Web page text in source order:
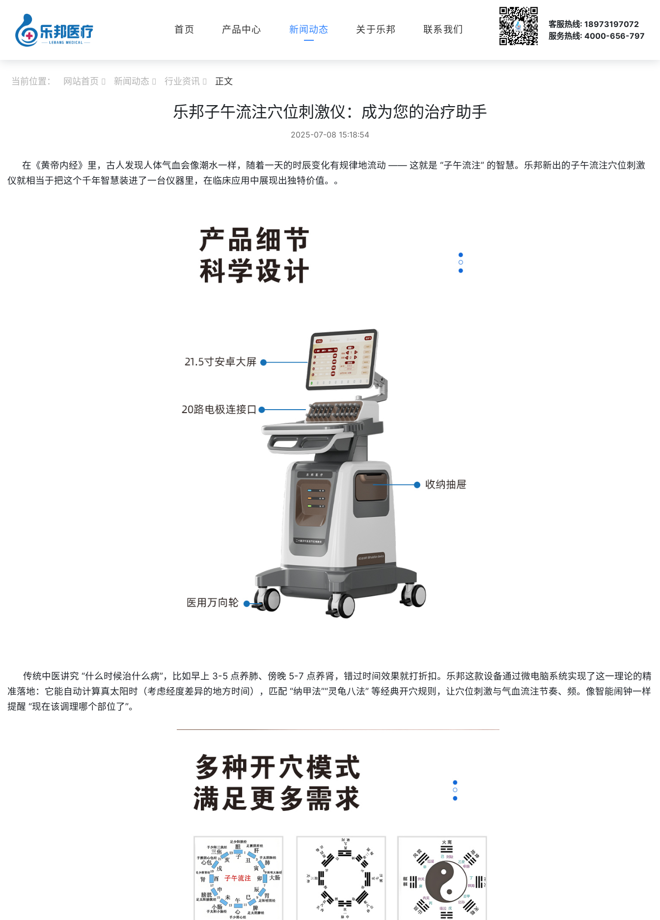
首页 产品中心 新闻动态 关于乐邦 联系我们
客服热线: 18973197072
服务热线: 4000-656-797
当前位置： 网站首页  新闻动态  行业资讯  正文
乐邦子午流注穴位刺激仪：成为您的治疗助手​
2025-07-08 15:18:54
在《黄帝内经》里，古人发现人体气血会像潮水一样，随着一天的时辰变化有规律地流动 —— 这就是 “子午流注” 的智慧。 乐邦新出的子午流注穴位刺激
仪就相当于把这个千年智慧装进了一台仪器里， 在临床应用中展现出独特价值。 。​
传统中医讲究 “什么时候治什么病”，比如早上 3-5 点养肺、傍晚 5-7 点养肾，错过时间效果就打折扣。乐邦这款设备通过微电脑系统实现了这一理论的精
准落地：它能自动计算真太阳时（考虑经度差异的地方时间），匹配 “纳甲法”“灵龟八法” 等经典开穴规则，让穴位刺激与气血流注节奏、 频。 像智能闹钟一样
提醒 “现在该调理哪个部位了”。​